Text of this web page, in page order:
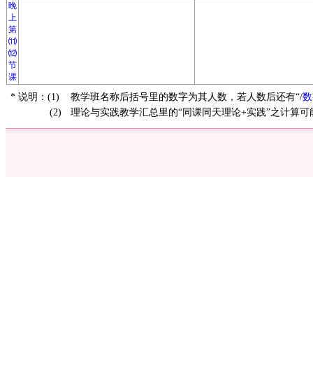
晚
上
第
⑾
⑿
节
课
* 说明：(1) 教学班名称后括号里的数字为其人数，若人数后还有“/
(2)
理论与实践教学汇总里的“同课同天理论+实践”之计算